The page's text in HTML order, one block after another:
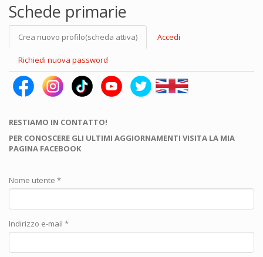
Schede primarie
Crea nuovo profilo(scheda attiva) Accedi
Richiedi nuova password
RESTIAMO IN CONTATTO!
PER CONOSCERE GLI ULTIMI AGGIORNAMENTI VISITA LA MIA
PAGINA FACEBOOK
Nome utente *
Indirizzo e-mail *